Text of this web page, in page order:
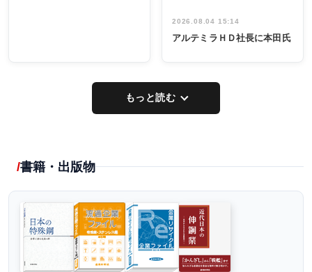
2026.08.04 15:14
アルテミラＨＤ社長に本田氏
もっと読む
書籍・出版物